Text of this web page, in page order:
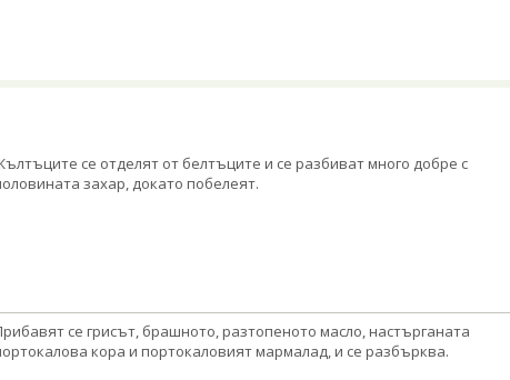
се отделят от белтъците и се разбиват много добре с
захар, докато побелеят.
се грисът, брашното, разтопеното масло, настърганата
кора и портокаловият мармалад, и се разбърква.